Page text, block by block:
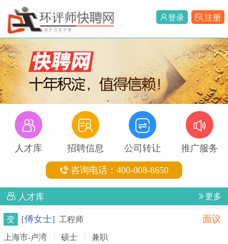
登录 注册
12345
人才库 招聘信息 公司转让 推广服务
咨询电话：400-008-8650
人才库 更多
变 [傅女士] 工程师 面议
上海市-卢湾 硕士 兼职